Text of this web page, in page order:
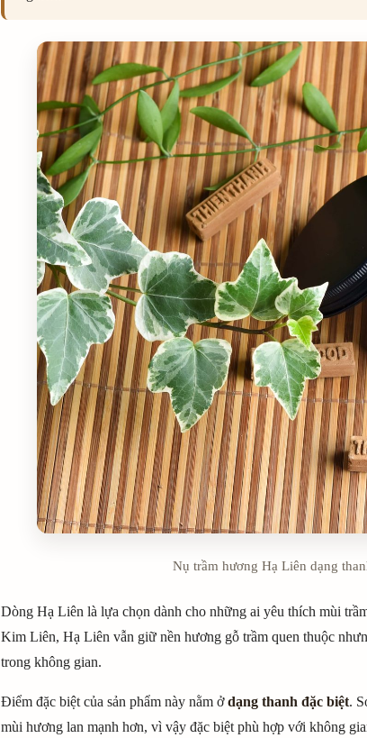
Nụ trầm hương Hạ Liên dạng
Dòng Hạ Liên là lựa chọn dành cho những ai yêu thích mùi
Kim Liên, Hạ Liên vẫn giữ nền hương gỗ trầm quen thuộc
trong không gian.
Điểm đặc biệt của sản phẩm này nằm ởdạng thanh đặc biệt.
mùi hương lan mạnh hơn, vì vậy đặc biệt phù hợp với không